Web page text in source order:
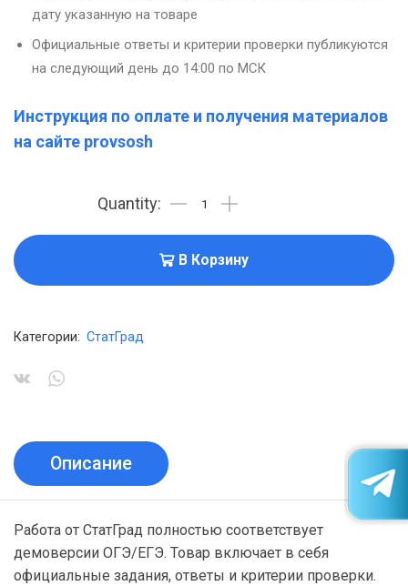
дату указанную на товаре
Официальные ответы и критерии проверки публикуются
на следующий день до 14:00 по МСК
Инструкция по оплате и получения материалов
на сайте provsosh
В Корзину
Категории: СтатГрад
Описание
Работа от СтатГрад полностью соответствует
демоверсии ОГЭ/ЕГЭ. Товар включает в себя
официальные задания, ответы и критерии проверки.